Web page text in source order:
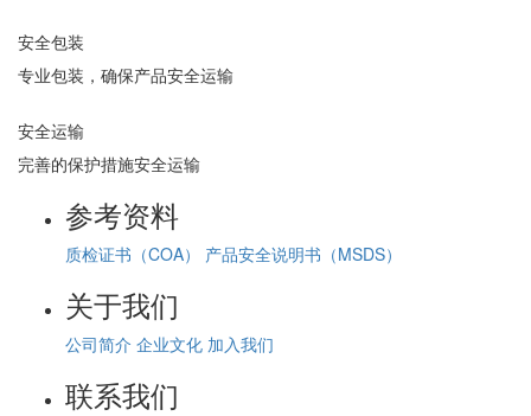
安全包装
专业包装，确保产品安全运输
安全运输
完善的保护措施安全运输
参考资料
质检证书（COA） 产品安全说明书（MSDS）
关于我们
公司简介 企业文化 加入我们
联系我们